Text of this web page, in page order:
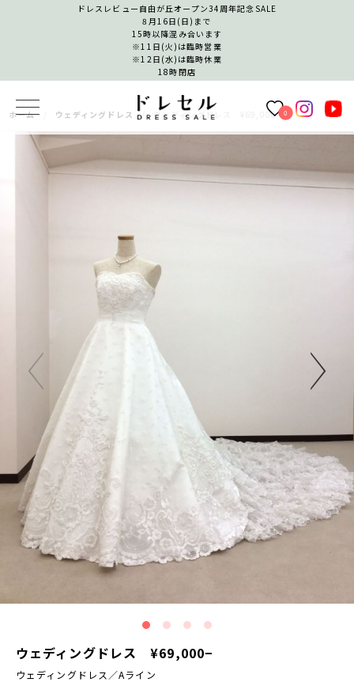
ドレスレビュー自由が丘オープン34周年記念SALE
8月16日(日)まで
15時以降混み合います
※11日(火)は臨時営業
※12日(水)は臨時休業
18時閉店
0
ホーム ウェディングドレス ウェディングドレス ¥69,000−
ウェディングドレス ¥69,000−
ウェディングドレス／Aライン